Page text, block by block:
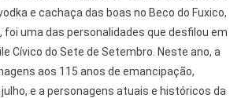
e cachaça das boas no Beco do Fuxico,
foi uma das personalidades que desfilou em
Cívico do Sete de Setembro. Neste ano, a
aos 115 anos de emancipação,
e a personagens atuais e históricos da